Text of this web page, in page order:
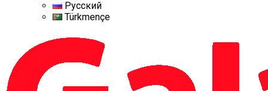
Русский
Türkmençe